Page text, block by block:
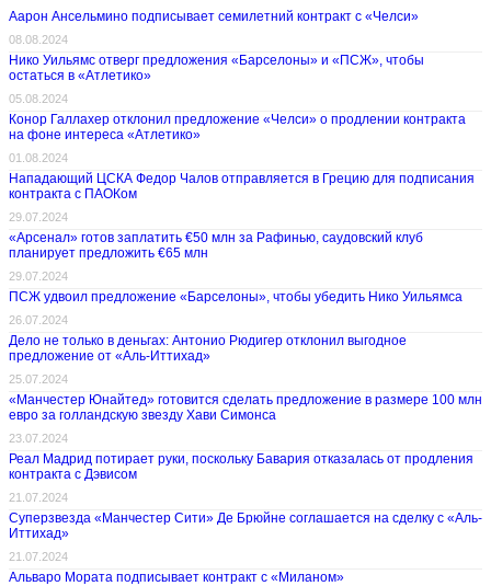
Аарон Ансельмино подписывает семилетний контракт с «Челси»
08.08.2024
Нико Уильямс отверг предложения «Барселоны» и «ПСЖ», чтобы
остаться в «Атлетико»
05.08.2024
Конор Галлахер отклонил предложение «Челси» о продлении контракта
на фоне интереса «Атлетико»
01.08.2024
Нападающий ЦСКА Федор Чалов отправляется в Грецию для подписания
контракта с ПАОКом
29.07.2024
«Арсенал» готов заплатить €50 млн за Рафинью, саудовский клуб
планирует предложить €65 млн
29.07.2024
ПСЖ удвоил предложение «Барселоны», чтобы убедить Нико Уильямса
26.07.2024
Дело не только в деньгах: Антонио Рюдигер отклонил выгодное
предложение от «Аль-Иттихад»
25.07.2024
«Манчестер Юнайтед» готовится сделать предложение в размере 100 млн
евро за голландскую звезду Хави Симонса
23.07.2024
Реал Мадрид потирает руки, поскольку Бавария отказалась от продления
контракта с Дэвисом
21.07.2024
Суперзвезда «Манчестер Сити» Де Брюйне соглашается на сделку с «Аль-
Иттихад»
21.07.2024
Альваро Мората подписывает контракт с «Миланом»